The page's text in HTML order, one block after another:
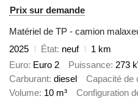
Prix sur demande
Matériel de TP - camion
2025
État neuf
1 km
Euro Euro 2 Puissance 273
Carburant diesel Capacité de
Volume 10 m³ Configuration